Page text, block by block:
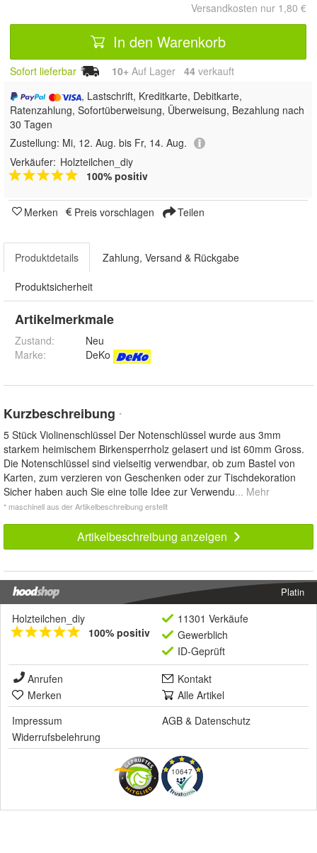
Versandkosten nur 1,80 €
In den Warenkorb
Sofort lieferbar 10+ Auf Lager 44 verkauft
, Lastschrift, Kreditkarte, Debitkarte,
Ratenzahlung, Sofortüberweisung, Überweisung, Bezahlung nach
30 Tagen
Zustellung: Mi, 12. Aug. bis Fr, 14. Aug.
Verkäufer: Holzteilchen_diy
100% positiv
Merken Preis vorschlagen Teilen
Produktdetails Zahlung, Versand & Rückgabe
Produktsicherheit
Artikelmerkmale
Zustand:
Neu
Marke:
DeKo
Kurzbeschreibung *
5 Stück Violinenschlüssel Der Notenschlüssel wurde aus 3mm
starkem heimischem Birkensperrholz gelasert und ist 60mm Gross.
Die Notenschlüssel sind vielseitig verwendbar, ob zum Bastel von
Karten, zum verzieren von Geschenken oder zur Tischdekoration
Sicher haben auch Sie eine tolle Idee zur Verwendu... Mehr
* maschinell aus der Artikelbeschreibung erstellt
Artikelbeschreibung anzeigen
Platin
Holzteilchen_diy
100% positiv
11301 Verkäufe
Gewerblich
ID-Geprüft
Anrufen
Kontakt
Merken
Alle Artikel
Impressum
AGB & Datenschutz
Widerrufsbelehrung
10647